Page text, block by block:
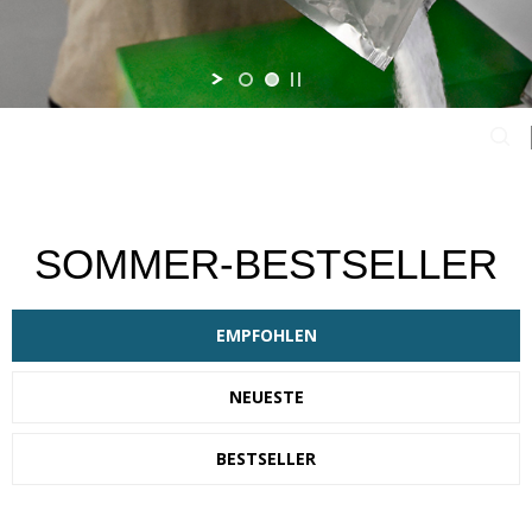
SOMMER-BESTSELLER
EMPFOHLEN
NEUESTE
BESTSELLER